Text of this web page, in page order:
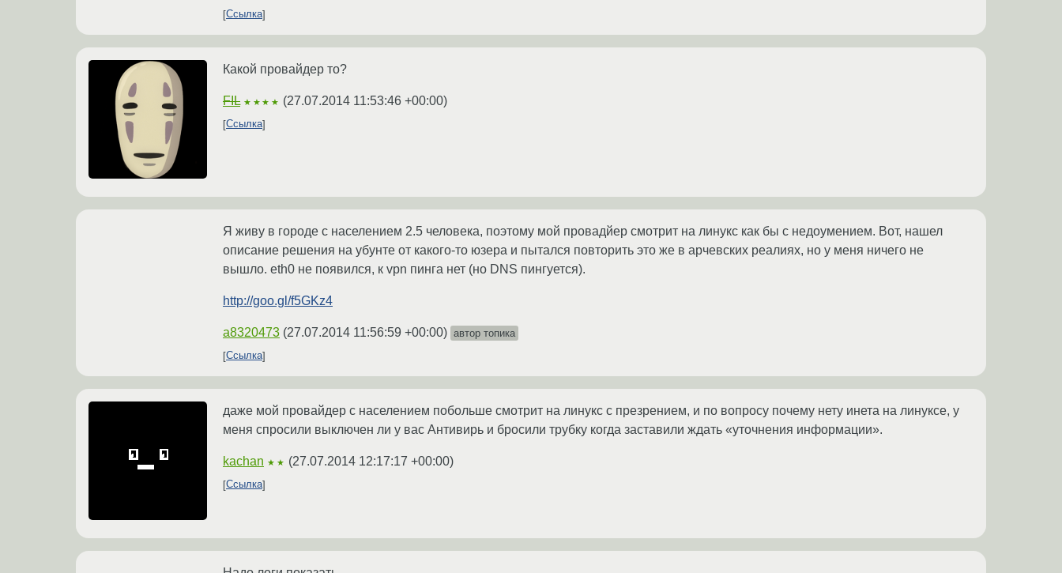
Ссылка
Какой провайдер то?
FIL ★★★★ (27.07.2014 11:53:46 +00:00)
Ссылка
Я живу в городе с населением 2.5 человека, поэтому мой провадйер смотрит на линукс как бы с недоумением. Вот, нашел
описание решения на убунте от какого-то юзера и пытался повторить это же в арчевских реалиях, но у меня ничего не
вышло. eth0 не появился, к vpn пинга нет (но DNS пингуется).
http://goo.gl/f5GKz4
a8320473 (27.07.2014 11:56:59 +00:00) автор топика
Ссылка
даже мой провайдер с населением побольше смотрит на линукс с презрением, и по вопросу почему нету инета на линуксе, у
меня спросили выключен ли у вас Антивирь и бросили трубку когда заставили ждать «уточнения информации».
kachan ★★ (27.07.2014 12:17:17 +00:00)
Ссылка